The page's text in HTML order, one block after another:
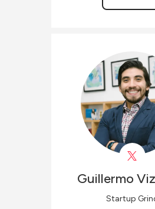
Guillermo
Startup